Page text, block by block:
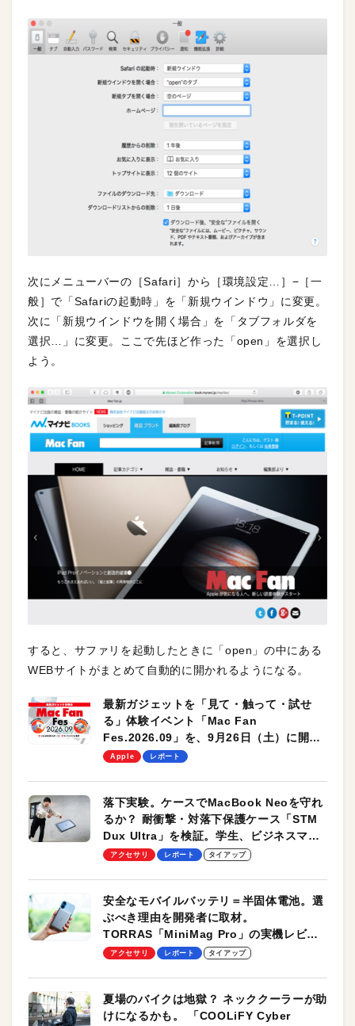
次にメニューバーの［Safari］から［環境設定…］−［一
般］で「Safariの起動時」を「新規ウインドウ」に変更。
次に「新規ウインドウを開く場合」を「タブフォルダを
選択…」に変更。ここで先ほど作った「open」を選択し
よう。
すると、サファリを起動したときに「open」の中にある
WEBサイトがまとめて自動的に開かれるようになる。
最新ガジェットを「見て・触って・試せ
る」体験イベント「Mac Fan
Fes.2026.09」を、9月26日（土）に開催
します！
Apple レポート
落下実験。ケースでMacBook Neoを守れ
るか？ 耐衝撃・対落下保護ケース「STM
Dux Ultra」を検証。学生、ビジネスマン
のモバイルユースに最適！
アクセサリ レポート タイアップ
安全なモバイルバッテリ＝半固体電池。選
ぶべき理由を開発者に取材。
TORRAS「MiniMag Pro」の実機レビュ
ーも
アクセサリ レポート タイアップ
夏場のバイクは地獄？ ネッククーラーが助
けになるかも。 「COOLiFY Cyber